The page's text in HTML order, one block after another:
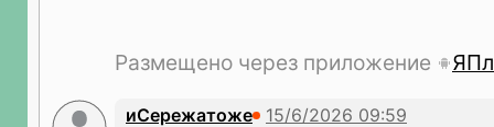
Размещено через приложение
иСережатоже